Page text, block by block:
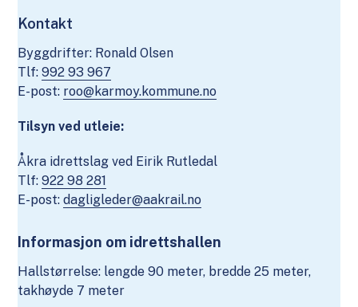
Kontakt
Byggdrifter: Ronald Olsen
Tlf:992 93 967
E-post: roo@karmoy.kommune.no
Tilsyn ved utleie:
Åkra idrettslag ved Eirik Rutledal
Tlf:922 98 281
E-post:dagligleder@aakrail.no
Informasjon om idrettshallen
Hallstørrelse: lengde 90 meter, bredde 25 meter,
takhøyde 7 meter